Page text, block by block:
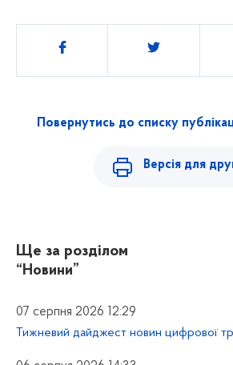
Поділитись
Повернутись до списку
Версія для
Ще за розділом
“Новини”
07 серпня 2026 12:29
Тижневий дайджест новин цифрової